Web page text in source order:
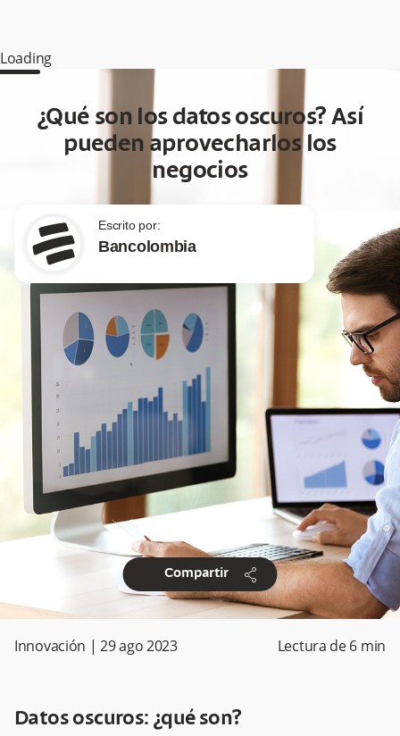
Loading
¿Qué son los datos oscuros? Así
pueden aprovecharlos los
negocios
Escrito por:
Bancolombia
Compartir share
Innovación | 29 ago 2023 Lectura de6 min
Datos oscuros: ¿qué son?